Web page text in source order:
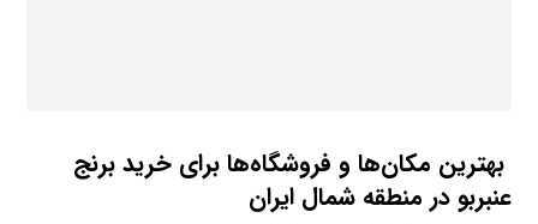
بهترین مکان‌ها و فروشگاه‌ها برای خرید برنج
عنبربو در منطقه شمال ایران